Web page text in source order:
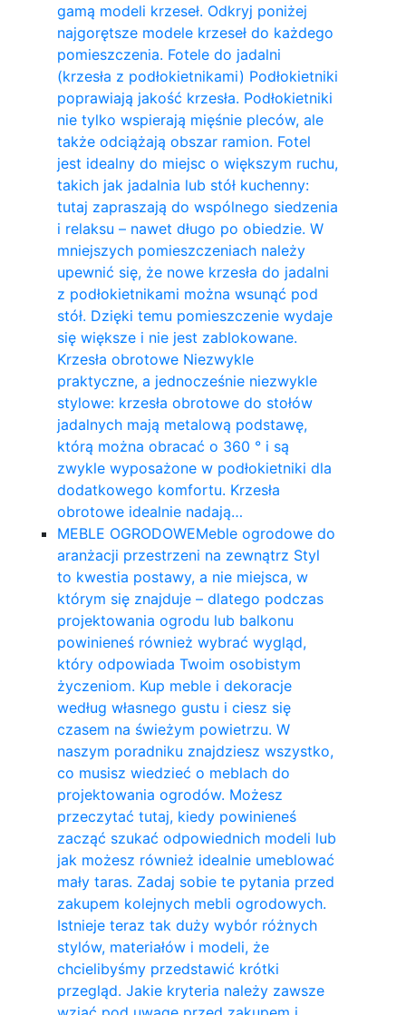
gamą modeli krzeseł. Odkryj poniżej
najgorętsze modele krzeseł do każdego
pomieszczenia. Fotele do jadalni
(krzesła z podłokietnikami) Podłokietniki
poprawiają jakość krzesła. Podłokietniki
nie tylko wspierają mięśnie pleców, ale
także odciążają obszar ramion. ​Fotel
jest idealny do miejsc o większym ruchu,
takich jak jadalnia lub stół kuchenny:
tutaj zapraszają do wspólnego siedzenia
i relaksu – nawet długo po obiedzie. W
mniejszych pomieszczeniach należy
upewnić się, że nowe krzesła do jadalni
z podłokietnikami można wsunąć pod
stół. Dzięki temu pomieszczenie wydaje
się większe i nie jest zablokowane.
Krzesła obrotowe Niezwykle
praktyczne, a jednocześnie niezwykle
stylowe: krzesła obrotowe do stołów
jadalnych mają metalową podstawę,
którą można obracać o 360 ° i są
zwykle wyposażone w podłokietniki dla
dodatkowego komfortu. Krzesła
obrotowe idealnie nadają…
MEBLE OGRODOWEMeble ogrodowe do
aranżacji przestrzeni na zewnątrz Styl
to kwestia postawy, a nie miejsca, w
którym się znajduje – dlatego podczas
projektowania ogrodu lub balkonu
powinieneś również wybrać wygląd,
który odpowiada Twoim osobistym
życzeniom. Kup meble i dekoracje
według własnego gustu i ciesz się
czasem na świeżym powietrzu. W
naszym poradniku znajdziesz wszystko,
co musisz wiedzieć o meblach do
projektowania ogrodów. Możesz
przeczytać tutaj, kiedy powinieneś
zacząć szukać odpowiednich modeli lub
jak możesz również idealnie umeblować
mały taras. Zadaj sobie te pytania przed
zakupem kolejnych mebli ogrodowych.
Istnieje teraz tak duży wybór różnych
stylów, materiałów i modeli, że
chcielibyśmy przedstawić krótki
przegląd. Jakie kryteria należy zawsze